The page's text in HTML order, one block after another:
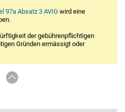
97a Absatz 3 AVIG wird eine
der gebührenpflichtigen
Gründen ermässigt oder